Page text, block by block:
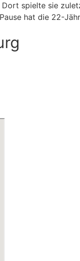
Dort spielte sie
hat die 22-